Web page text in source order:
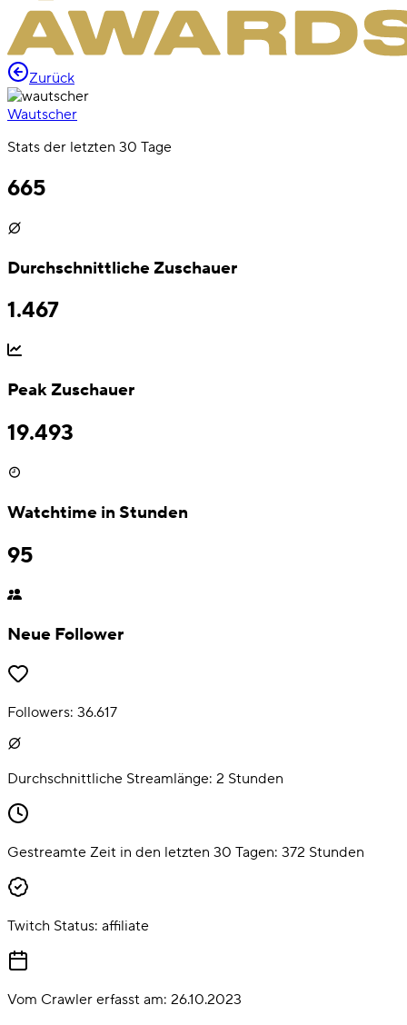
Zurück
Wautscher
Stats der letzten 30 Tage
665
Durchschnittliche Zuschauer
1.467
Peak Zuschauer
19.493
Watchtime in Stunden
95
Neue Follower
Followers: 36.617
Durchschnittliche Streamlänge: 2 Stunden
Gestreamte Zeit in den letzten 30 Tagen: 372 Stunden
Twitch Status: affiliate
Vom Crawler erfasst am: 26.10.2023